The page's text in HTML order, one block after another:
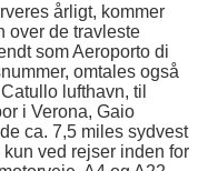
årligt, kommer
over de travleste
som Aeroporto di
omtales også
lufthavn, til
i Verona, Gaio
ca. 7,5 miles sydvest
ved rejser inden for